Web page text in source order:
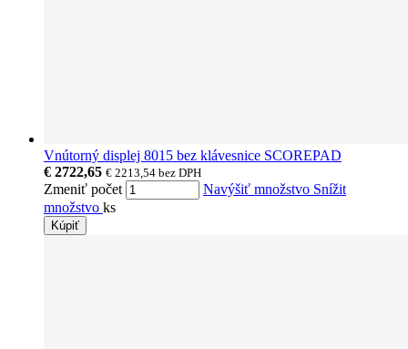
Vnútorný displej 8015 bez klávesnice SCOREPAD
€ 2722,65 € 2213,54 bez DPH
Zmeniť počet Navýšiť množstvo Snížit
množstvo ks
Kúpiť